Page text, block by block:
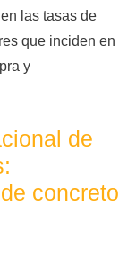
las tasas de
que inciden en
y
de
concreto